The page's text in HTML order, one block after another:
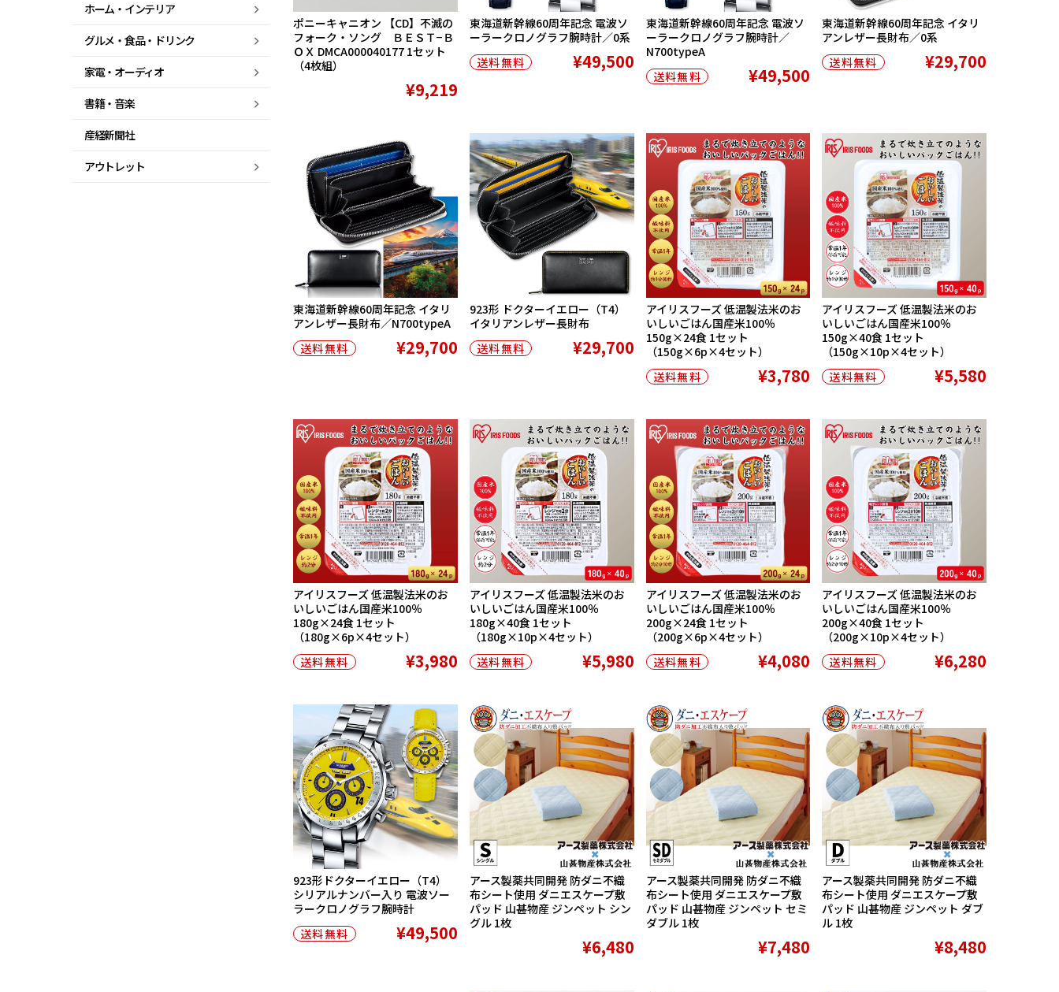
ホーム・ インテリア
グルメ・ 食品・ ドリンク
家電・ オーディオ
書籍・音楽
産経新聞社
アウトレット
ポニーキャニオン 【CD】不滅の
フォーク・ソング ＢＥＳＴ−Ｂ
ＯＸ DMCA000040177 1セット
（4枚組）
¥9,219
東海道新幹線60周年記念 電波ソ
ーラークロノグラフ腕時計／0系
送料無料
¥49,500
東海道新幹線60周年記念 電波ソ
ーラークロノグラフ腕時計／
N700typeA
送料無料
¥49,500
東海道新幹線60周年記念 イタリ
アンレザー長財布／0系
送料無料
¥29,700
東海道新幹線60周年記念 イタリ
アンレザー長財布／N700typeA
送料無料
¥29,700
923形 ドクターイエロー（T4）
イタリアンレザー長財布
送料無料
¥29,700
アイリスフーズ 低温製法米のお
いしいごはん国産米100％
150g×24食 1セット
（150g×6p×4セット）
送料無料
¥3,780
アイリスフーズ 低温製法米のお
いしいごはん国産米100％
150g×40食 1セット
（150g×10p×4セット）
送料無料
¥5,580
アイリスフーズ 低温製法米のお
いしいごはん国産米100％
180g×24食 1セット
（180g×6p×4セット）
送料無料
¥3,980
アイリスフーズ 低温製法米のお
いしいごはん国産米100％
180g×40食 1セット
（180g×10p×4セット）
送料無料
¥5,980
アイリスフーズ 低温製法米のお
いしいごはん国産米100％
200g×24食 1セット
（200g×6p×4セット）
送料無料
¥4,080
アイリスフーズ 低温製法米のお
いしいごはん国産米100％
200g×40食 1セット
（200g×10p×4セット）
送料無料
¥6,280
923形ドクターイエロー（T4）
シリアルナンバー入り 電波ソー
ラークロノグラフ腕時計
送料無料
¥49,500
アース製薬共同開発 防ダニ不織
布シート使用 ダニエスケープ敷
パッド 山甚物産 ジンペット シン
グル 1枚
¥6,480
アース製薬共同開発 防ダニ不織
布シート使用 ダニエスケープ敷
パッド 山甚物産 ジンペット セミ
ダブル 1枚
¥7,480
アース製薬共同開発 防ダニ不織
布シート使用 ダニエスケープ敷
パッド 山甚物産 ジンペット ダブ
ル 1枚
¥8,480